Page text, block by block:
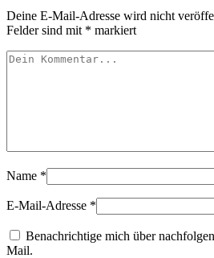
Deine E-Mail-Adresse wird nicht
Felder sind mit * markiert
Name *
E-Mail-Adresse *
Benachrichtige mich über
Mail.